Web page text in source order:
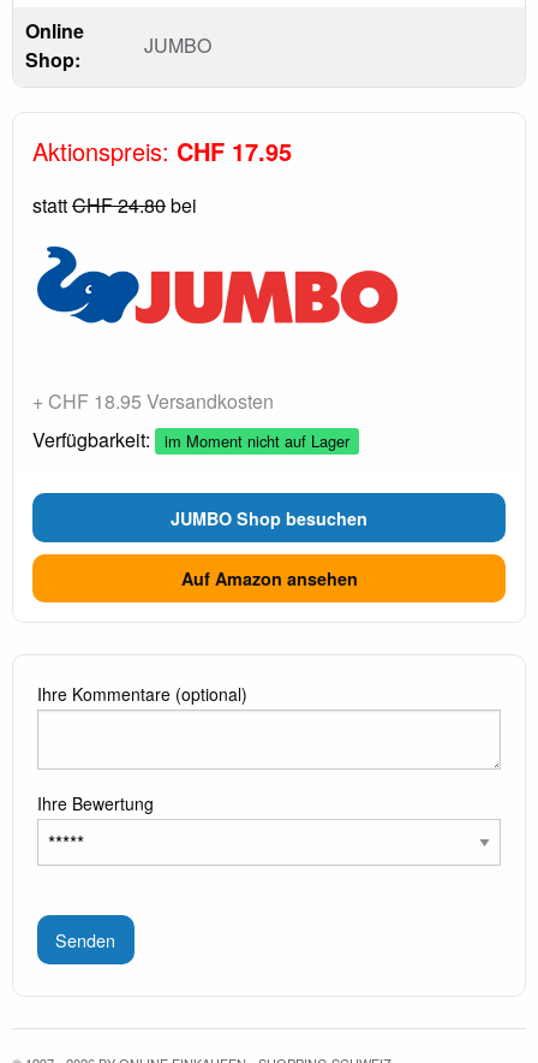
Online
Shop:
JUMBO
Aktionspreis: CHF 17.95
stattCHF 24.80bei
+ CHF 18.95 Versandkosten
Verfügbarkeit:
im Moment nicht auf Lager
JUMBO Shop besuchen
Auf Amazon ansehen
Ihre Kommentare (optional)
Ihre Bewertung
Senden